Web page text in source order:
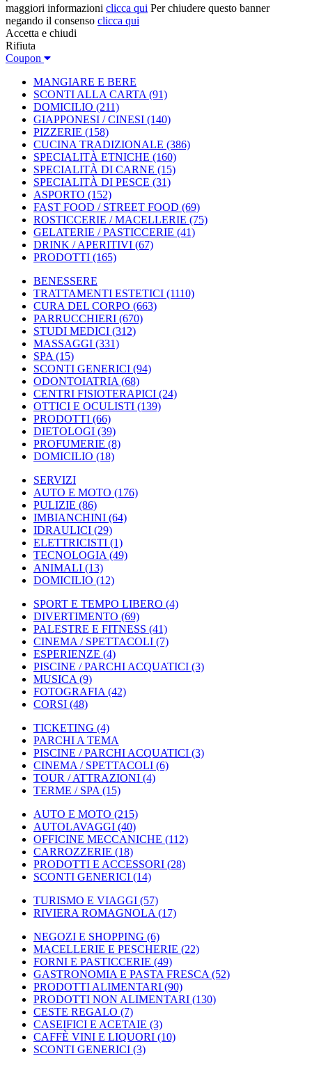
maggiori informazioni clicca qui Per chiudere questo banner
negando il consenso clicca qui
Accetta e chiudi
Rifiuta
Coupon
MANGIARE E BERE
SCONTI ALLA CARTA (91)
DOMICILIO (211)
GIAPPONESI / CINESI (140)
PIZZERIE (158)
CUCINA TRADIZIONALE (386)
SPECIALITÀ ETNICHE (160)
SPECIALITÀ DI CARNE (15)
SPECIALITÀ DI PESCE (31)
ASPORTO (152)
FAST FOOD / STREET FOOD (69)
ROSTICCERIE / MACELLERIE (75)
GELATERIE / PASTICCERIE (41)
DRINK / APERITIVI (67)
PRODOTTI (165)
BENESSERE
TRATTAMENTI ESTETICI (1110)
CURA DEL CORPO (663)
PARRUCCHIERI (670)
STUDI MEDICI (312)
MASSAGGI (331)
SPA (15)
SCONTI GENERICI (94)
ODONTOIATRIA (68)
CENTRI FISIOTERAPICI (24)
OTTICI E OCULISTI (139)
PRODOTTI (66)
DIETOLOGI (39)
PROFUMERIE (8)
DOMICILIO (18)
SERVIZI
AUTO E MOTO (176)
PULIZIE (86)
IMBIANCHINI (64)
IDRAULICI (29)
ELETTRICISTI (1)
TECNOLOGIA (49)
ANIMALI (13)
DOMICILIO (12)
SPORT E TEMPO LIBERO (4)
DIVERTIMENTO (69)
PALESTRE E FITNESS (41)
CINEMA / SPETTACOLI (7)
ESPERIENZE (4)
PISCINE / PARCHI ACQUATICI (3)
MUSICA (9)
FOTOGRAFIA (42)
CORSI (48)
TICKETING (4)
PARCHI A TEMA
PISCINE / PARCHI ACQUATICI (3)
CINEMA / SPETTACOLI (6)
TOUR / ATTRAZIONI (4)
TERME / SPA (15)
AUTO E MOTO (215)
AUTOLAVAGGI (40)
OFFICINE MECCANICHE (112)
CARROZZERIE (18)
PRODOTTI E ACCESSORI (28)
SCONTI GENERICI (14)
TURISMO E VIAGGI (57)
RIVIERA ROMAGNOLA (17)
NEGOZI E SHOPPING (6)
MACELLERIE E PESCHERIE (22)
FORNI E PASTICCERIE (49)
GASTRONOMIA E PASTA FRESCA (52)
PRODOTTI ALIMENTARI (90)
PRODOTTI NON ALIMENTARI (130)
CESTE REGALO (7)
CASEIFICI E ACETAIE (3)
CAFFÈ VINI E LIQUORI (10)
SCONTI GENERICI (3)